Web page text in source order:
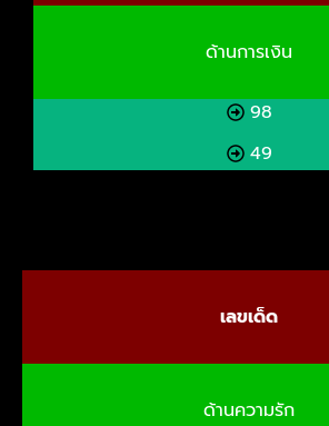
ด้านการเงิน
98
49
เลขเด็ด
ด้านความรัก